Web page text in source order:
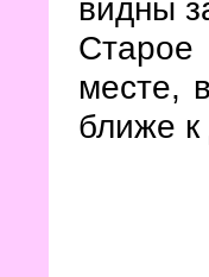
видны
месте,
ближе к